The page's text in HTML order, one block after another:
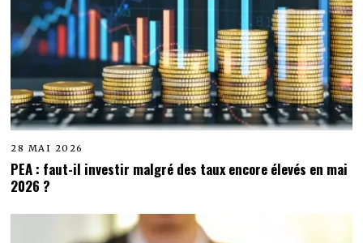
28 MAI 2026
PEA : faut-il investir malgré des taux encore élevés en mai
2026 ?